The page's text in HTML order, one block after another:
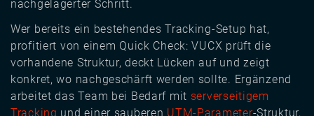
nachgelagerter Schritt.
Wer bereits ein bestehendes Tracking-Setup hat,
profitiert von einem Quick Check: VUCX prüft die
vorhandene Struktur, deckt Lücken auf und zeigt
konkret, wo nachgeschärft werden sollte. Ergänzend
arbeitet das Team bei Bedarf mit serverseitigem
Tracking und einer sauberen UTM-Parameter-Struktur,